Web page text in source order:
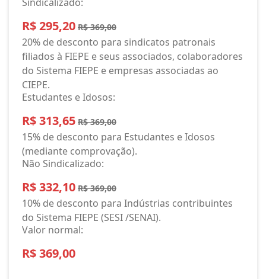
R$ 295,20 R$ 369,00
20% de desconto para sindicatos patronais
filiados à FIEPE e seus associados, colaboradores
do Sistema FIEPE e empresas associadas ao
CIEPE.
Estudantes e Idosos:
R$ 313,65 R$ 369,00
15% de desconto para Estudantes e Idosos
(mediante comprovação).
Não Sindicalizado:
R$ 332,10 R$ 369,00
10% de desconto para Indústrias contribuintes
do Sistema FIEPE (SESI /SENAI).
Valor normal:
R$ 369,00